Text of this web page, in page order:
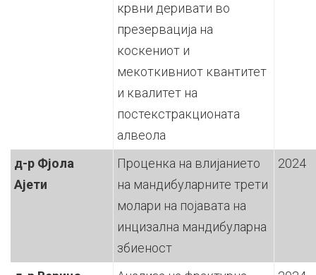
крвни деривати во
презервација на
коскениот и
мекоткивниот квантитет
и квалитет на
постекстракционата
алвеола
д-р Фјола
Ајети
Проценка на влијанието
на мандибуларните трети
молари на појавата на
инцизална мандибуларна
збиеност
2024